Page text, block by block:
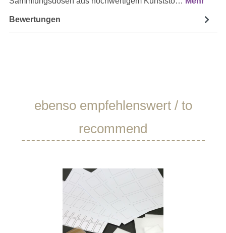
Bewertungen
Produktgalerie überspringen
ebenso empfehlenswert / to
recommend